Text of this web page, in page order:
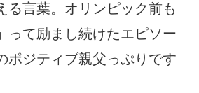
る言葉。オリンピック前も
って励まし続けたエピソー
ポジティブ親父っぷりです